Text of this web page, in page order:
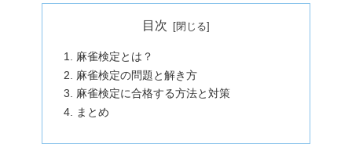
目次
麻雀検定とは？
麻雀検定の問題と解き方
麻雀検定に合格する方法と対策
まとめ